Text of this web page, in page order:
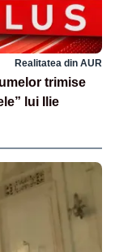
Realitatea din AUR
trimise
lui Ilie